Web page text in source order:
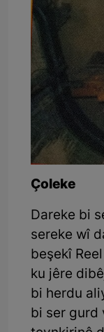
Çoleke
Dareke bi
sereke wî
beşekî
ku jêre
bi herdu
bi ser gurd